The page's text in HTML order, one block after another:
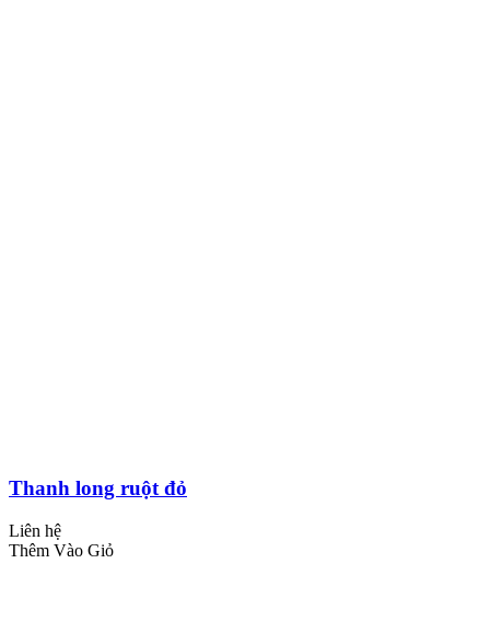
Thanh long ruột đỏ
Liên hệ
Thêm Vào Giỏ